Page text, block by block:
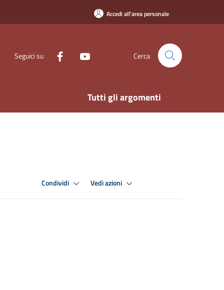
Accedi all'area personale
Seguici su Cerca
Tutti gli argomenti
Condividi Vedi azioni